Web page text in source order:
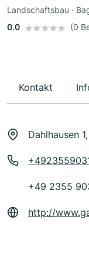
0.0
(0
Kontakt
Dahlhausen
+49 2355
http://